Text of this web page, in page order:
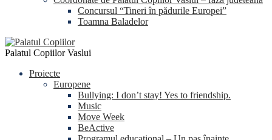
Concursul “Tineri în pădurile Europei”
Toamna Baladelor
Palatul Copiilor Vaslui
Proiecte
Europene
Bullying: I don’t stay! Yes to friendship.
Music
Move Week
BeActive